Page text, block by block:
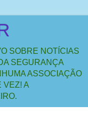
SOBRE NOTÍCIAS
SEGURANÇA
ASSOCIAÇÃO
VEZ! A